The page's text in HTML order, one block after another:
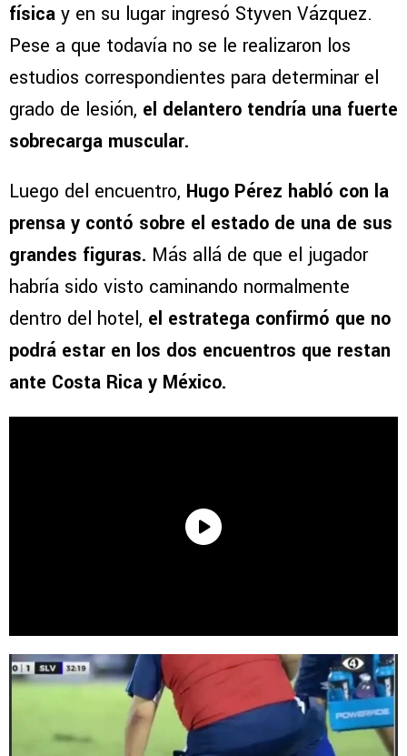
física y en su lugar ingresó Styven Vázquez.
Pese a que todavía no se le realizaron los
estudios correspondientes para determinar el
grado de lesión, el delantero tendría una fuerte
sobrecarga muscular.
Luego del encuentro, Hugo Pérez habló con la
prensa y contó sobre el estado de una de sus
grandes figuras. Más allá de que el jugador
habría sido visto caminando normalmente
dentro del hotel, el estratega confirmó que no
podrá estar en los dos encuentros que restan
ante Costa Rica y México.